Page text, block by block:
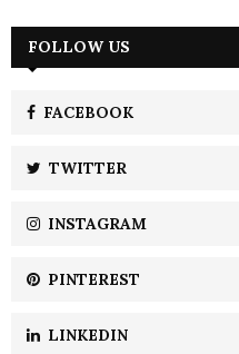
h
FOLLOW US
FACEBOOK
TWITTER
INSTAGRAM
PINTEREST
LINKEDIN